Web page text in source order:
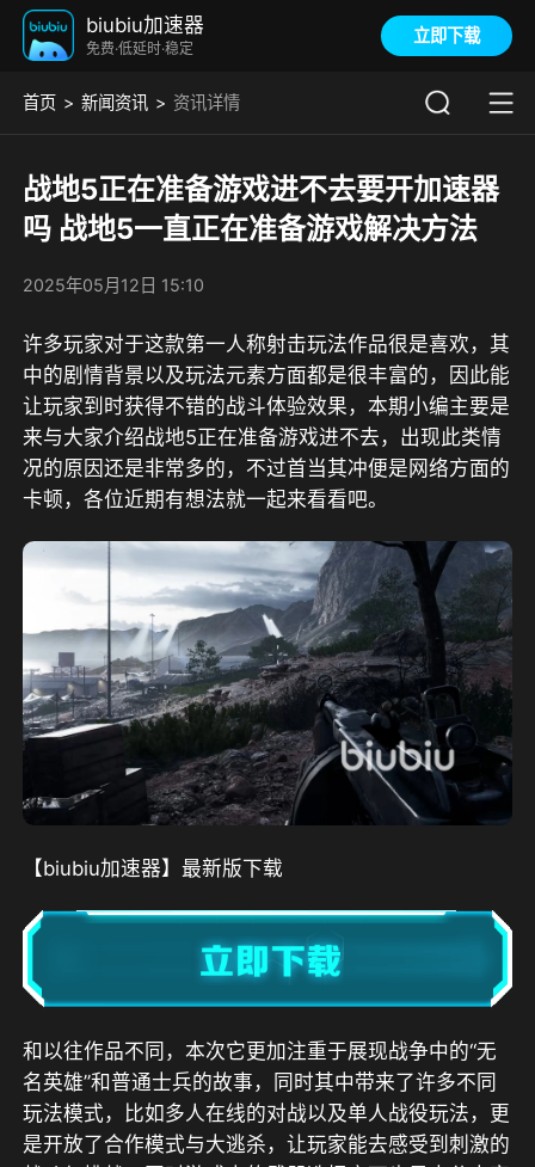
biubiu加速器
免费·低延时·稳定
立即下载
首页 新闻资讯 资讯详情
战地5正在准备游戏进不去要开加速器
吗 战地5一直正在准备游戏解决方法
2025年05月12日 15:10
许多玩家对于这款第一人称射击玩法作品很是喜欢，其
中的剧情背景以及玩法元素方面都是很丰富的，因此能
让玩家到时获得不错的战斗体验效果，本期小编主要是
来与大家介绍战地5正在准备游戏进不去，出现此类情
况的原因还是非常多的，不过首当其冲便是网络方面的
卡顿，各位近期有想法就一起来看看吧。
【biubiu加速器】最新版下载
和以往作品不同，本次它更加注重于展现战争中的“无
名英雄”和普通士兵的故事，同时其中带来了许多不同
玩法模式，比如多人在线的对战以及单人战役玩法，更
是开放了合作模式与大逃杀，让玩家能去感受到刺激的